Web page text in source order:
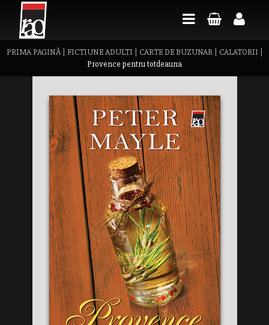
PRIMA PAGINĂ| FICTIUNE ADULTI CARTE DE BUZUNAR| CALATORII
Provence pentru totdeauna